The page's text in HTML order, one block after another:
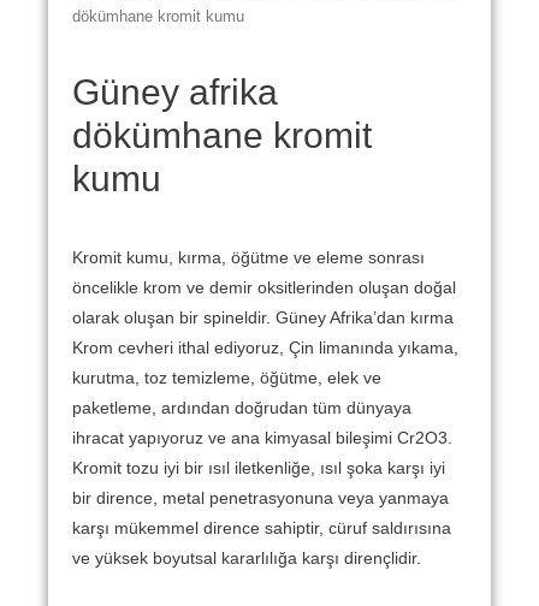
dökümhane kromit kumu
Güney afrika
dökümhane kromit
kumu
Kromit kumu, kırma, öğütme ve eleme sonrası
öncelikle krom ve demir oksitlerinden oluşan doğal
olarak oluşan bir spineldir. Güney Afrika’dan kırma
Krom cevheri ithal ediyoruz, Çin limanında yıkama,
kurutma, toz temizleme, öğütme, elek ve
paketleme, ardından doğrudan tüm dünyaya
ihracat yapıyoruz ve ana kimyasal bileşimi Cr2O3.
Kromit tozu iyi bir ısıl iletkenliğe, ısıl şoka karşı iyi
bir dirence, metal penetrasyonuna veya yanmaya
karşı mükemmel dirence sahiptir, cüruf saldırısına
ve yüksek boyutsal kararlılığa karşı dirençlidir.